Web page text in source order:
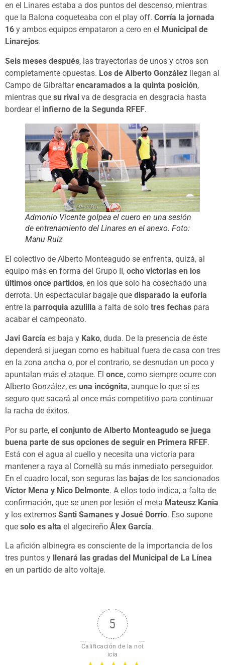
en el Linares estaba a dos puntos del descenso, mientras
que la Balona coqueteaba con el play off. Corría la jornada
16 y ambos equipos empataron a cero en el Municipal de
Linarejos.
Seis meses después, las trayectorias de unos y otros son
completamente opuestas. Los de Alberto González llegan al
Campo de Gibraltarencaramados a la quinta posición,
mientras que su rival va de desgracia en desgracia hasta
bordear el infierno de la Segunda RFEF.
Admonio Vicente golpea el cuero en una sesión
de entrenamiento del Linares en el anexo. Foto:
Manu Ruiz
El colectivo de Alberto Monteagudo se enfrenta, quizá, al
equipo más en forma del Grupo II, ocho victorias en los
últimos once partidos, en los que solo ha cosechado una
derrota. Un espectacular bagaje que disparado la euforia
entre la parroquia azulilla a falta de solo tres fechas para
acabar el campeonato.
Javi García es baja y Kako, duda. De la presencia de éste
dependerá si juegan como es habitual fuera de casa con tres
en la zona ancha o, por el contrario, se desnudan un poco y
apuntalan más el ataque. El once, como siempre ocurre con
Alberto González, es una incógnita, aunque lo que sí es
seguro que sacará al once más competitivo para continuar
la racha de éxitos.
Por su parte, el conjunto de Alberto Monteagudo se juega
buena parte de sus opciones de seguir en Primera RFEF.
Está con el agua al cuello y necesita una victoria para
mantener a raya al Cornellà su más inmediato perseguidor.
En el cuadro local, son seguras las bajas de los sancionados
Víctor Mena y Nico Delmonte. A ellos todo indica, a falta de
confirmación, que se unen por lesión el meta Mateusz Kania
y los extremos Santi Samanes y Josué Dorrio. Eso supone
que solo es alta el algecireño Álex García.
La afición albinegra es consciente de la importancia de los
tres puntos y
llenará las gradas del Municipal de La Línea
en un partido de alto voltaje.
5
Calificación de la not
icia